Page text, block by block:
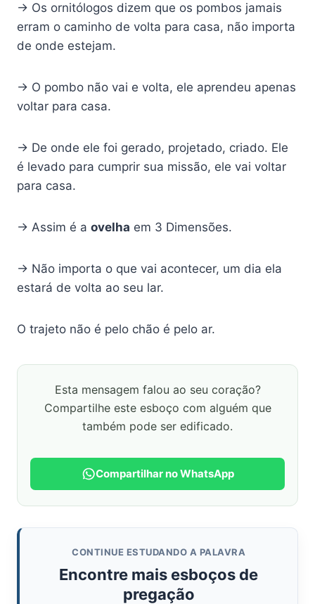
→ Os ornitólogos dizem que os pombos jamais
erram o caminho de volta para casa, não importa
de onde estejam.
→ O pombo não vai e volta, ele aprendeu apenas
voltar para casa.
→ De onde ele foi gerado, projetado, criado. Ele
é levado para cumprir sua missão, ele vai voltar
para casa.
→ Assim é a ovelha em 3 Dimensões.
→ Não importa o que vai acontecer, um dia ela
estará de volta ao seu lar.
O trajeto não é pelo chão é pelo ar.
Esta mensagem falou ao seu coração?
Compartilhe este esboço com alguém que
também pode ser edificado.
Compartilhar no WhatsApp
CONTINUE ESTUDANDO A PALAVRA
Encontre mais esboços de
pregação